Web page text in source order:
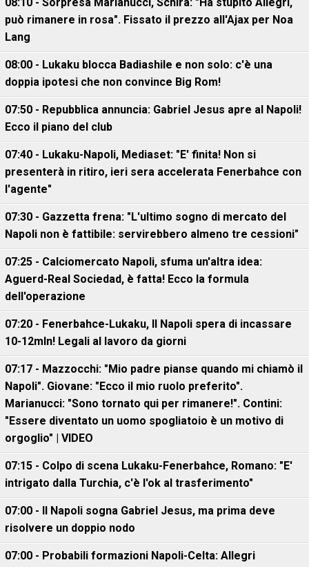
può rimanere in rosa". Fissato il prezzo all'Ajax per Noa
Lang
08:00 - Lukaku blocca Badiashile e non solo: c'è una
doppia ipotesi che non convince Big Rom!
07:50 - Repubblica annuncia: Gabriel Jesus apre al Napoli!
Ecco il piano del club
07:40 - Lukaku-Napoli, Mediaset: "E' finita! Non si
presenterà in ritiro, ieri sera accelerata Fenerbahce con
l'agente"
07:30 - Gazzetta frena: "L'ultimo sogno di mercato del
Napoli non è fattibile: servirebbero almeno tre cessioni"
07:25 - Calciomercato Napoli, sfuma un'altra idea:
Aguerd-Real Sociedad, è fatta! Ecco la formula
dell'operazione
07:20 - Fenerbahce-Lukaku, ll Napoli spera di incassare
10-12mln! Legali al lavoro da giorni
07:17 - Mazzocchi: "Mio padre pianse quando mi chiamò il
Napoli". Giovane: "Ecco il mio ruolo preferito".
Marianucci: "Sono tornato qui per rimanere!". Contini:
"Essere diventato un uomo spogliatoio è un motivo di
orgoglio" | VIDEO
07:15 - Colpo di scena Lukaku-Fenerbahce, Romano: "E'
intrigato dalla Turchia, c'è l'ok al trasferimento"
07:00 - Il Napoli sogna Gabriel Jesus, ma prima deve
risolvere un doppio nodo
07:00 - Probabili formazioni Napoli-Celta: Allegri